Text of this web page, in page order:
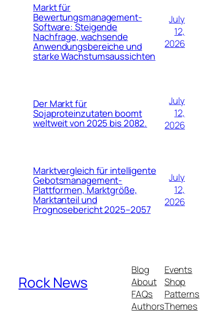
Markt für
Bewertungsmanagement-
Software: Steigende
Nachfrage, wachsende
Anwendungsbereiche und
starke Wachstumsaussichten
July
12,
2026
Der Markt für
Sojaproteinzutaten boomt
weltweit von 2025 bis 2082.
July
12,
2026
Marktvergleich für intelligente
Gebotsmanagement-
Plattformen, Marktgröße,
Marktanteil und
Prognosebericht 2025–2057
July
12,
2026
Rock News
Blog
About
FAQs
Authors
Events
Shop
Patterns
Themes